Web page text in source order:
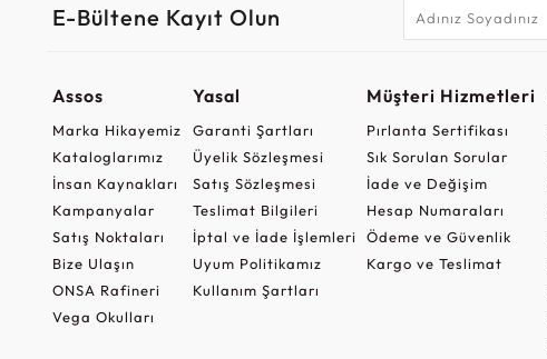
E-Bültene Kayıt Olun
Assos
Marka Hikayemiz
Kataloglarımız
İnsan Kaynakları
Kampanyalar
Satış Noktaları
Bize Ulaşın
ONSA Rafineri
Vega Okulları
Yasal
Garanti Şartları
Üyelik Sözleşmesi
Satış Sözleşmesi
Teslimat Bilgileri
İptal ve İade İşlemleri
Uyum Politikamız
Kullanım Şartları
Müşteri Hizmetleri
Pırlanta Sertifikası
Sık Sorulan Sorular
İade ve Değişim
Hesap Numaraları
Ödeme ve Güvenlik
Kargo ve Teslimat